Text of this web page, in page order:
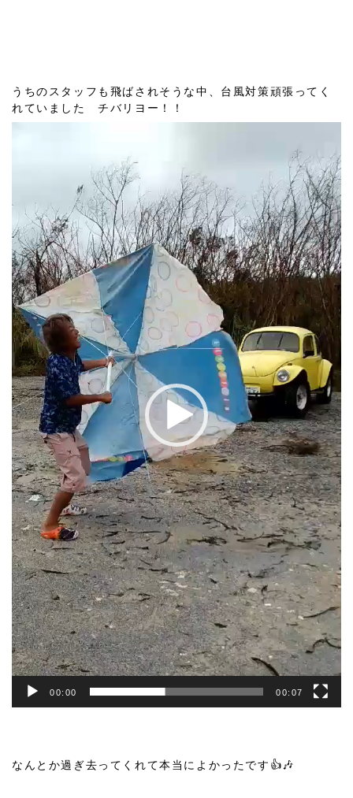
うちのスタッフも飛ばされそうな中、台風対策頑張ってく
れていました チバリヨー！！
ー
ヤ
ー
00:00 00:07
なんとか過ぎ去ってくれて本当によかったです👍🎶